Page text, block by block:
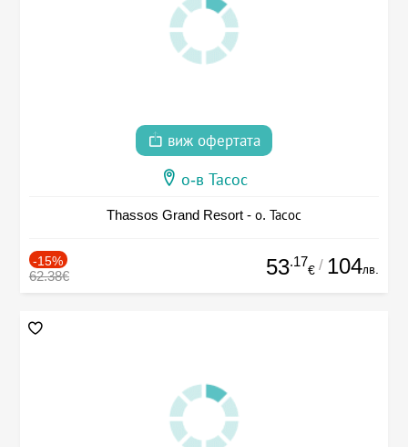
виж офертата
о-в Тасос
Thassos Grand Resort - о. Тасос
-15%
62.38€ 53.17
€ / 104лв.